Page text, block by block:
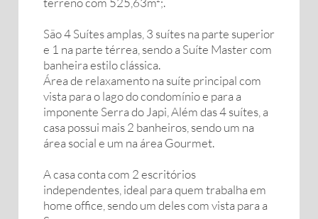
São 4 Suítes amplas, 3 suítes na parte superior
e 1 na parte térrea, sendo a Suíte Master com
banheira estilo clássica.
Área de relaxamento na suíte principal com
vista para o lago do condomínio e para a
imponente Serra do Japi, Além das 4 suítes, a
casa possui mais 2 banheiros, sendo um na
área social e um na área Gourmet.
A casa conta com 2 escritórios
independentes, ideal para quem trabalha em
home office, sendo um deles com vista para a